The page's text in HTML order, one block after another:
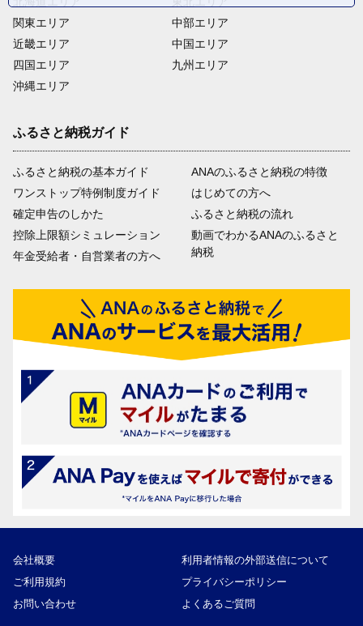
関東エリア
近畿エリア
四国エリア
沖縄エリア
中部エリア
中国エリア
九州エリア
ふるさと納税ガイド
ふるさと納税の基本ガイド
ワンストップ特例制度ガイド
確定申告のしかた
控除上限額シミュレーション
年金受給者・自営業者の方へ
ANAのふるさと納税の特徴
はじめての方へ
ふるさと納税の流れ
動画でわかるANAのふるさと
納税
会社概要
利用者情報の外部送信について
ご利用規約
プライバシーポリシー
お問い合わせ
よくあるご質問